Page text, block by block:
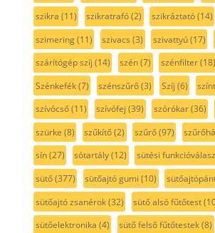
szikra (11) szikratrafó(2) szikráztató(14)
szimering(11) szivacs (3) szivattyú(17)
szárítógép szíj (14) szén(7) szénfilter(18)
Szénkefék(7) szénszűrő(3) Szíj (6)
szívócső(11) szívófej (39) szórókar(36)
szürke (8) szűkítő(2) szűrő(97)
sín(27) sótartály(12) sütési
sütő(377) sütőajtó gumi (10)
sütőajtó zsanérok(32) sütő alsó fűtőtest
sütőelektronika (4) sütő felső fűtőtestek(8)